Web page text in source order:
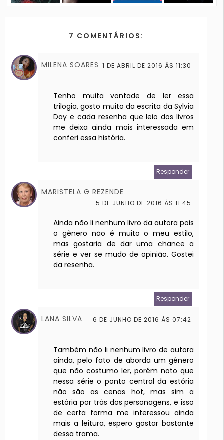
7 COMENTÁRIOS:
MILENA SOARES 1 DE ABRIL DE 2016 ÀS 11:30
Tenho muita vontade de ler essa
trilogia, gosto muito da escrita da Sylvia
Day e cada resenha que leio dos livros
me deixa ainda mais interessada em
conferi essa história.
Responder
MARISTELA G REZENDE
5 DE JUNHO DE 2016 ÀS 11:45
Ainda não li nenhum livro da autora pois
o gênero não é muito o meu estilo,
mas gostaria de dar uma chance a
série e ver se mudo de opinião. Gostei
da resenha.
Responder
LANA SILVA 6 DE JUNHO DE 2016 ÀS 07:42
Também não li nenhum livro de autora
ainda, pelo fato de aborda um gênero
que não costumo ler, porém noto que
nessa série o ponto central da estória
não são as cenas hot, mas sim a
estória por trás dos personagens, e isso
de certa forma me interessou ainda
mais a leitura, espero gostar bastante
dessa trama.